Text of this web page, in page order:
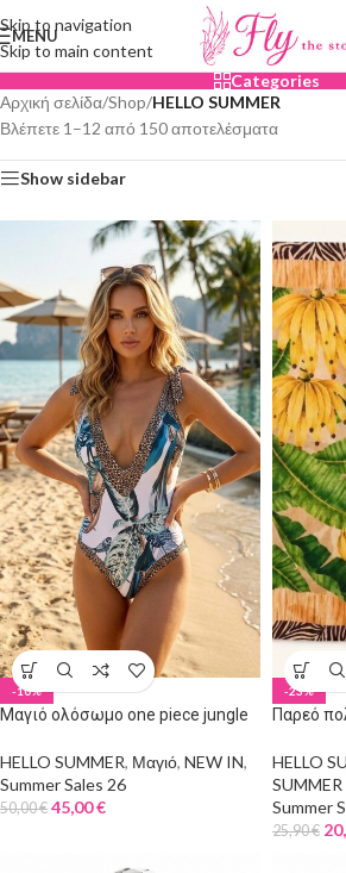
Skip to navigation
Skip to main content
MENU
Categories
Αρχική σελίδα/Shop/HELLO SUMMER
Βλέπετε 1–12 από 150 αποτελέσματα
Show sidebar
-10%
Μαγιό ολόσωμο one piece jungle
HELLO SUMMER, Μαγιό, NEW IN,
Summer Sales 26
50,00€ 45,00€
-23%
Παρεό
HELLO
Summer
25,90€